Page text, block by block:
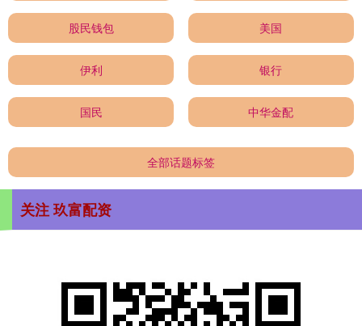
股民钱包 美国
伊利 银行
国民 中华金配
全部话题标签
关注 玖富配资